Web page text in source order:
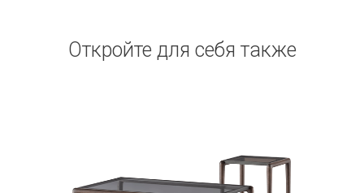
Откройте для себя также